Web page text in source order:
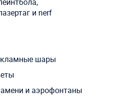
и nerf
шары
и аэрофонтаны